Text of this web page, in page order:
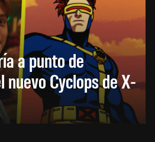
a punto de
Cyclops de X-